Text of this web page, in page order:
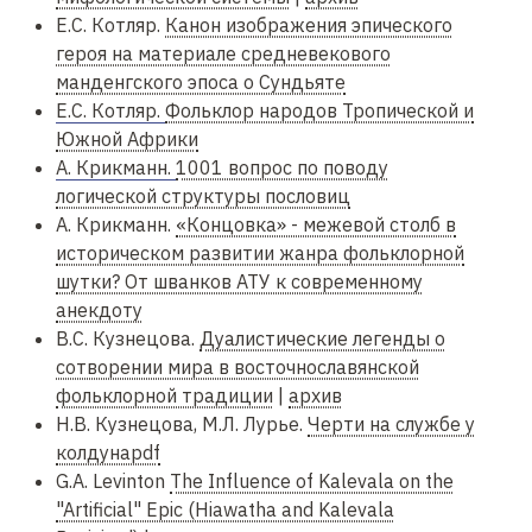
Е.С. Котляр. Канон изображения эпического
героя на материале средневекового
манденгского эпоса о Сундьяте
Е.С. Котляр. Фольклор народов Тропической и
Южной Африки
А. Крикманн. 1001 вопрос по поводу
логической структуры пословиц
А. Крикманн. «Концовка» - межевой столб в
историческом развитии жанра фольклорной
шутки? От шванков АТУ к современному
анекдоту
В.С. Кузнецова. Дуалистические легенды о
сотворении мира в восточнославянской
фольклорной традиции
архив
Н.В. Кузнецова, М.Л. Лурье. Черти на службе у
колдунаpdf
G.A. Levinton The Influence of Kalevala on the
"Artificial" Epic (Hiawatha and Kalevala